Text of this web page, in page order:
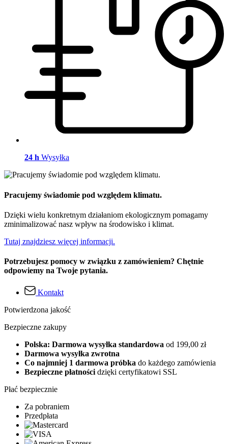
24 h Wysyłka
Pracujemy świadomie pod względem klimatu.
Dzięki wielu konkretnym działaniom ekologicznym pomagamy
zminimalizować nasz wpływ na środowisko i klimat.
Tutaj znajdziesz więcej informacji.
Potrzebujesz pomocy w związku z zamówieniem? Chętnie
odpowiemy na Twoje pytania.
Kontakt
Potwierdzona jakość
Bezpieczne zakupy
Polska: Darmowa wysyłka standardowa od 199,00 zł
Darmowa wysyłka zwrotna
Co najmniej 1 darmowa próbka do każdego zamówienia
Bezpieczne płatnościdzięki certyfikatowi SSL
Płać bezpiecznie
Za pobraniem
Przedpłata